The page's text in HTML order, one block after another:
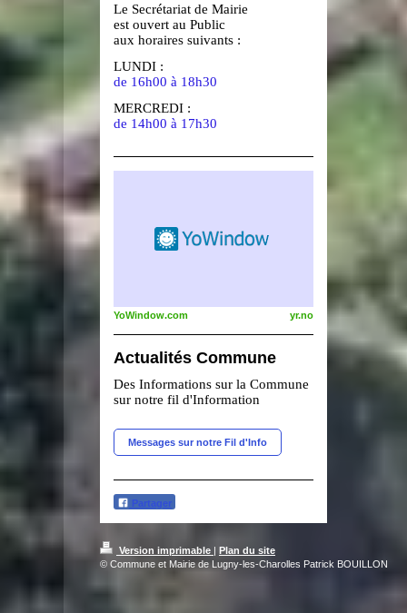
Le Secrétariat de Mairie
est ouvert au Public
aux horaires suivants :
LUNDI :
de 16h00 à 18h30
MERCREDI :
de 14h00 à 17h30
YoWindow.com yr.no
Actualités Commune
Des Informations sur la Commune
sur notre fil d'Information
Messages sur notre Fil d'Info
Partager
Version imprimable | Plan du site
© Commune et Mairie de Lugny-les-Charolles Patrick BOUILLON